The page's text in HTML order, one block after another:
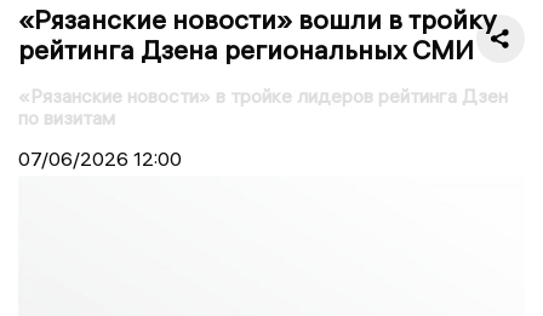
«Рязанские новости» вошли в тройку
рейтинга Дзена региональных СМИ
«Рязанские новости» в тройке лидеров рейтинга Дзен
по визитам
07/06/2026 12:00